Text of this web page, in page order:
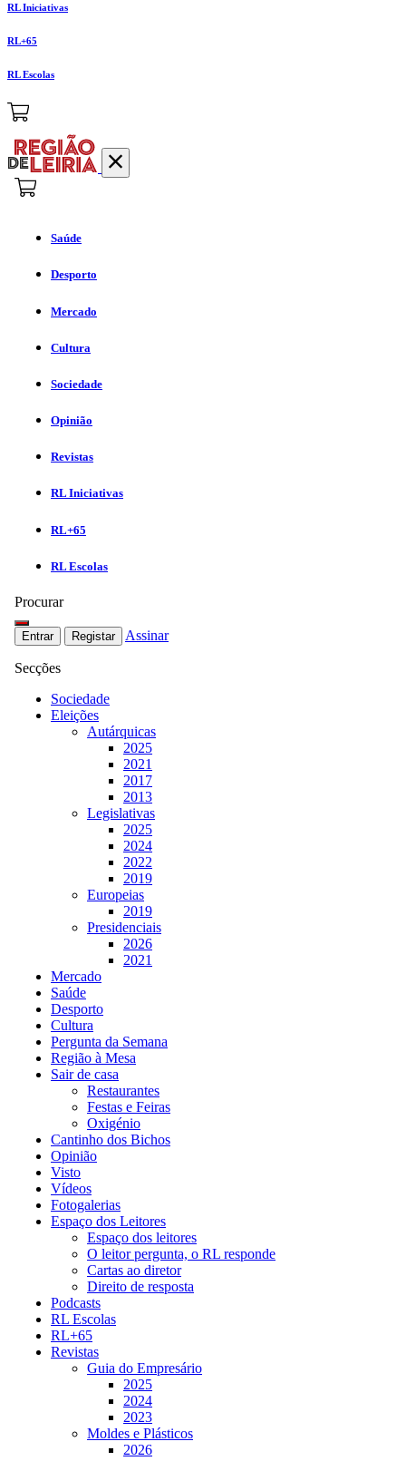
RL Iniciativas
RL+65
RL Escolas
Saúde
Desporto
Mercado
Cultura
Sociedade
Opinião
Revistas
RL Iniciativas
RL+65
RL Escolas
Procurar
Entrar Registar Assinar
Secções
Sociedade
Eleições
Autárquicas
2025
2021
2017
2013
Legislativas
2025
2024
2022
2019
Europeias
2019
Presidenciais
2026
2021
Mercado
Saúde
Desporto
Cultura
Pergunta da Semana
Região à Mesa
Sair de casa
Restaurantes
Festas e Feiras
Oxigénio
Cantinho dos Bichos
Opinião
Visto
Vídeos
Fotogalerias
Espaço dos Leitores
Espaço dos leitores
O leitor pergunta, o RL responde
Cartas ao diretor
Direito de resposta
Podcasts
RL Escolas
RL+65
Revistas
Guia do Empresário
2025
2024
2023
Moldes e Plásticos
2026